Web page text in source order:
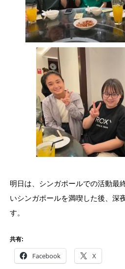
明日は、シンガポールでの活動最
いシンガポールを満喫した後、深
す。
共有:
Facebook X